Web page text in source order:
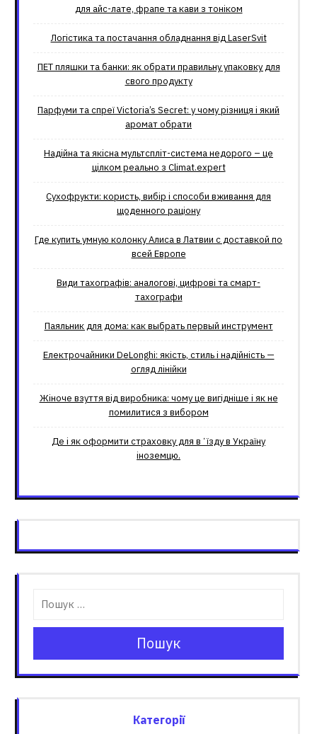
для айс-лате, фрапе та кави з тоніком
Логістика та постачання обладнання від LaserSvit
ПЕТ пляшки та банки: як обрати правильну упаковку для
свого продукту
Парфуми та спреї Victoria’s Secret: у чому різниця і який
аромат обрати
Надійна та якісна мультспліт-система недорого – це
цілком реально з Climat.еxpert
Сухофрукти: користь, вибір і способи вживання для
щоденного раціону
Где купить умную колонку Алиса в Латвии с доставкой по
всей Европе
Види тахографів: аналогові, цифрові та смарт-
тахографи
Паяльник для дома: как выбрать первый инструмент
Електрочайники DeLonghi: якість, стиль і надійність —
огляд лінійки
Жіноче взуття від виробника: чому це вигідніше і як не
помилитися з вибором
Де і як оформити страховку для вʼїзду в Україну
іноземцю.
Пошук
Категорії